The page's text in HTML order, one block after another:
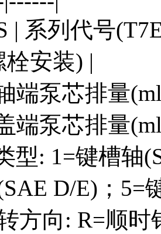
| 系列代号
栓安装) |
端泵芯排量
端泵芯排量
型: 1=键槽轴
D/E)；5=
方向: R=顺